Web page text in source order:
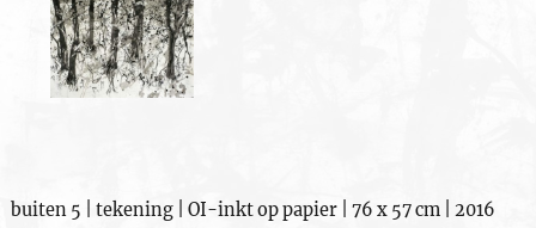
buiten 5 | tekening | OI-inkt op papier | 76 x 57 cm | 2016